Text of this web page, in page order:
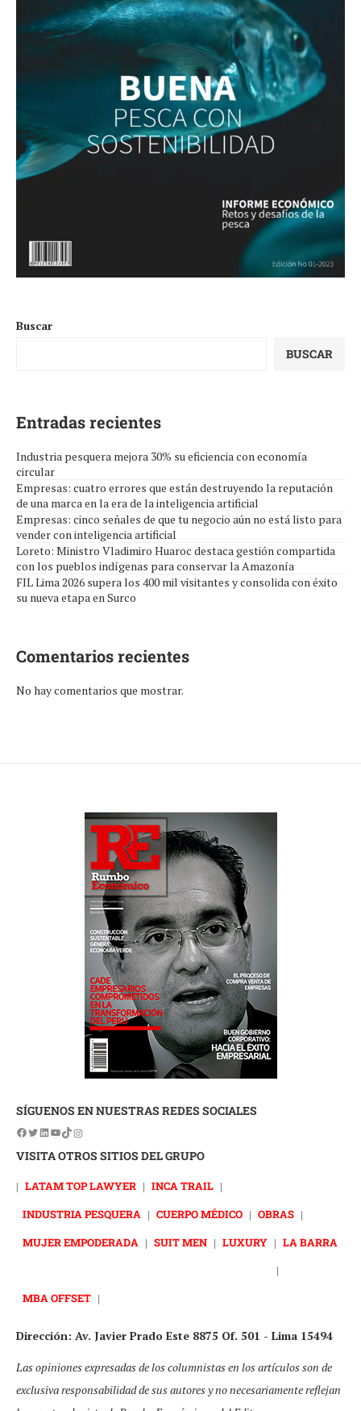
Buscar
BUSCAR
Entradas recientes
Industria pesquera mejora 30% su eficiencia con economía
circular
Empresas: cuatro errores que están destruyendo la reputación
de una marca en la era de la inteligencia artificial
Empresas: cinco señales de que tu negocio aún no está listo para
vender con inteligencia artificial
Loreto: Ministro Vladimiro Huaroc destaca gestión compartida
con los pueblos indígenas para conservar la Amazonía
FIL Lima 2026 supera los 400 mil visitantes y consolida con éxito
su nueva etapa en Surco
Comentarios recientes
No hay comentarios que mostrar.
SÍGUENOS EN NUESTRAS REDES SOCIALES
VISITA OTROS SITIOS DEL GRUPO
| LATAM TOP LAWYER | INCA TRAIL |
INDUSTRIA PESQUERA | CUERPO MÉDICO | OBRAS |
MUJER EMPODERADA | SUIT MEN | LUXURY | LA BARRA
|
MBA OFFSET |
Dirección: Av. Javier Prado Este 8875 Of. 501 - Lima 15494
Las opiniones expresadas de los columnistas en los artículos son de
exclusiva responsabilidad de sus autores y no necesariamente reflejan